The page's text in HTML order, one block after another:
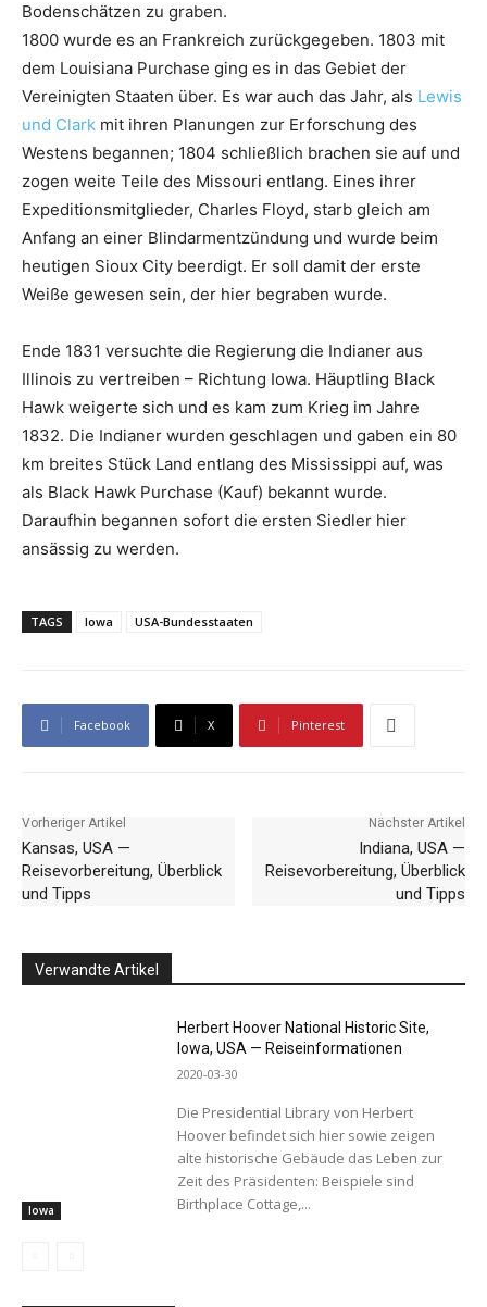
Bodenschätzen zu graben.
1800 wurde es an Frankreich zurückgegeben. 1803 mit
dem Louisiana Purchase ging es in das Gebiet der
Vereinigten Staaten über. Es war auch das Jahr, als Lewis
und Clark mit ihren Planungen zur Erforschung des
Westens begannen; 1804 schließlich brachen sie auf und
zogen weite Teile des Missouri entlang. Eines ihrer
Expeditionsmitglieder, Charles Floyd, starb gleich am
Anfang an einer Blindarmentzündung und wurde beim
heutigen Sioux City beerdigt. Er soll damit der erste
Weiße gewesen sein, der hier begraben wurde.
Ende 1831 versuchte die Regierung die Indianer aus
Illinois zu vertreiben – Richtung Iowa. Häuptling Black
Hawk weigerte sich und es kam zum Krieg im Jahre
1832. Die Indianer wurden geschlagen und gaben ein 80
km breites Stück Land entlang des Mississippi auf, was
als Black Hawk Purchase (Kauf) bekannt wurde.
Daraufhin begannen sofort die ersten Siedler hier
ansässig zu werden.
TAGS Iowa USA-Bundesstaaten
Facebook X Pinterest
Vorheriger Artikel
Kansas, USA —
Reisevorbereitung, Überblick
und Tipps
Nächster Artikel
Indiana, USA —
Reisevorbereitung, Überblick
und Tipps
Verwandte Artikel
Iowa
Herbert Hoover National Historic Site,
Iowa, USA — Reiseinformationen
2020-03-30
Die Presidential Library von Herbert
Hoover befindet sich hier sowie zeigen
alte historische Gebäude das Leben zur
Zeit des Präsidenten: Beispiele sind
Birthplace Cottage,...